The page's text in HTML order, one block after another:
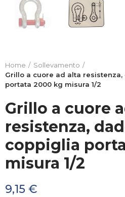
Home
Sollevamento
Grillo a cuore ad alta
portata 2000 kg misura 1/2
Grillo a cuore
resistenza,
coppiglia
misura 1/2
9,15 €